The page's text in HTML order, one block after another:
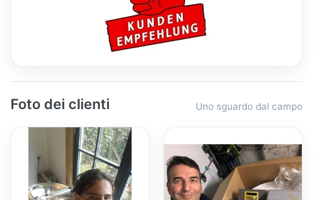
Foto dei clienti Uno sguardo dal campo